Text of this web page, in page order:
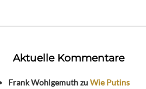
Aktuelle Kommentare
Frank WohlgemuthzuWie Putins